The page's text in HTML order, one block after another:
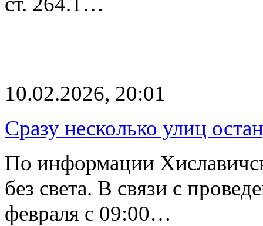
10.02.2026, 20:01
Сразу несколько улиц
По информации
без света. В связи с
февраля с 09:00…